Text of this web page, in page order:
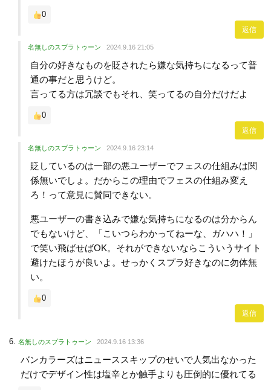
0
返信
名無しのスプラトゥーン 2024.9.16 21:05
自分の好きなものを貶されたら嫌な気持ちになるって普
通の事だと思うけど。
言ってる方は冗談でもそれ、笑ってるの自分だけだよ
0
返信
名無しのスプラトゥーン 2024.9.16 23:14
貶しているのは一部の悪ユーザーでフェスの仕組みは関
係無いでしょ。だからこの理由でフェスの仕組み変え
ろ！って意見に賛同できない。
悪ユーザーの書き込みで嫌な気持ちになるのは分からん
でもないけど、「こいつらわかってねーな、ガハハ！」
で笑い飛ばせばOK。それができないならこういうサイト
避けたほうが良いよ。せっかくスプラ好きなのに勿体無
い。
0
返信
名無しのスプラトゥーン 2024.9.16 13:36
バンカラーズはニューススキップのせいで人気出なかった
だけでデザイン性は塩辛とか触手よりも圧倒的に優れてる